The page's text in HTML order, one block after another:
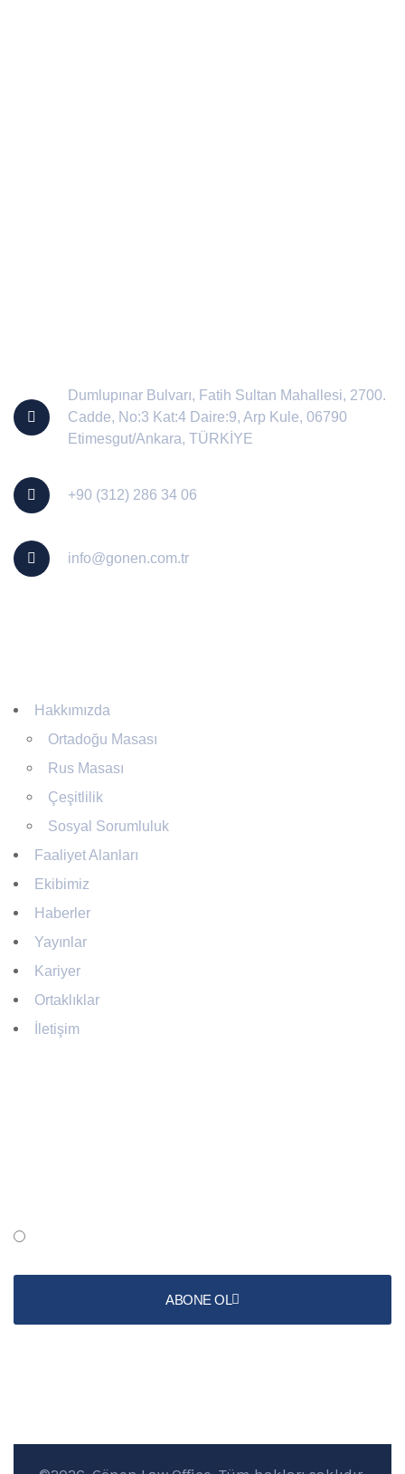
Dumlupınar Bulvarı, Fatih Sultan Mahallesi, 2700.
Cadde, No:3 Kat:4 Daire:9, Arp Kule, 06790
Etimesgut/Ankara, TÜRKİYE
+90 (312) 286 34 06
info@gonen.com.tr
Hakkımızda
Ortadoğu Masası
Rus Masası
Çeşitlilik
Sosyal Sorumluluk
Faaliyet Alanları
Ekibimiz
Haberler
Yayınlar
Kariyer
Ortaklıklar
İletişim
ABONE OL